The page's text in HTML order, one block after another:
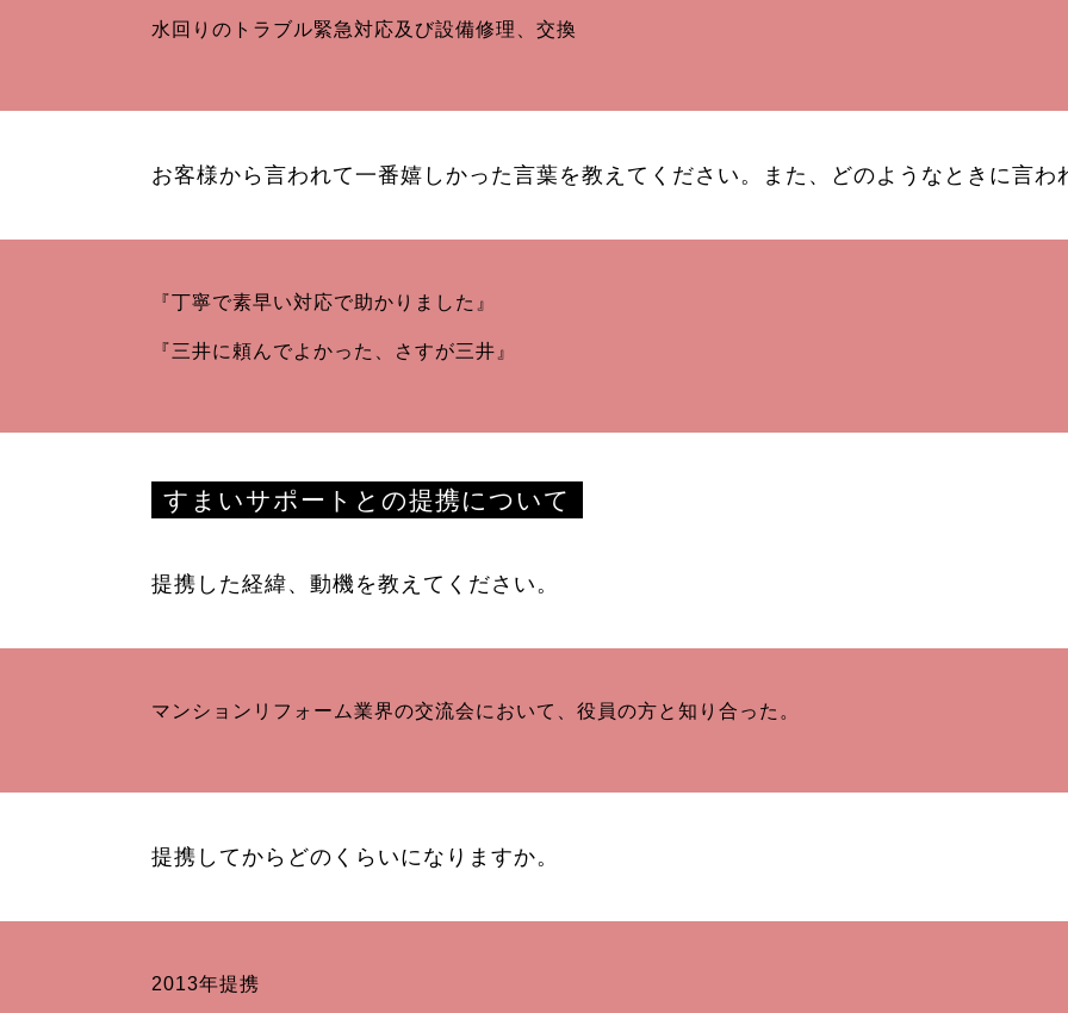
水回りのトラブル緊急対応及び設備修理、交換
お客様から言われて一番嬉しかった言葉を教えてください。また、どのようなときに言わ
『丁寧で素早い対応で助かりました』
『三井に頼んでよかった、さすが三井』
すまいサポートとの提携について
提携した経緯、動機を教えてください。
マンションリフォーム業界の交流会において、役員の方と知り合った。
提携してからどのくらいになりますか。
2013年提携